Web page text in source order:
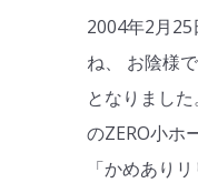
2004年2月
ね、 お陰様
となりまし
のZERO小ホ
「かめあり